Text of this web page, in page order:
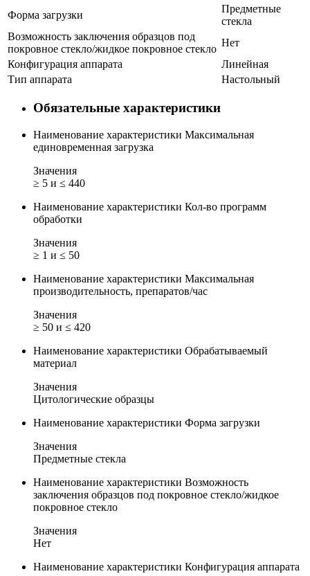
Форма загрузки
Предметные
стекла
Возможность заключения образцов под
покровное стекло/жидкое покровное стекло
Нет
Конфигурация аппарата
Линейная
Тип аппарата
Настольный
Обязательные характеристики
Наименование характеристики Максимальная
единовременная загрузка
Значения
≥ 5 и ≤ 440
Наименование характеристики Кол-во программ
обработки
Значения
≥ 1 и ≤ 50
Наименование характеристики Максимальная
производительность, препаратов/час
Значения
≥ 50 и ≤ 420
Наименование характеристики Обрабатываемый
материал
Значения
Цитологические образцы
Наименование характеристики Форма загрузки
Значения
Предметные стекла
Наименование характеристики Возможность
заключения образцов под покровное стекло/жидкое
покровное стекло
Значения
Нет
Наименование характеристики Конфигурация аппарата